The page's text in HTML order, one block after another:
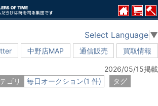
中野店MAP 通信販売 買取情報
Select Language ▼
ゴリ 毎日オークション(1 件)
タグ
2026/05/15掲載